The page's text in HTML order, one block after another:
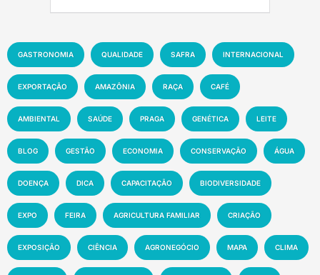
GASTRONOMIA QUALIDADE SAFRA INTERNACIONAL
EXPORTAÇÃO AMAZÔNIA RAÇA CAFÉ
AMBIENTAL SAÚDE PRAGA GENÉTICA LEITE
BLOG GESTÃO ECONOMIA CONSERVAÇÃO ÁGUA
DOENÇA DICA CAPACITAÇÃO BIODIVERSIDADE
EXPO FEIRA AGRICULTURA FAMILIAR CRIAÇÃO
EXPOSIÇÃO CIÊNCIA AGRONEGÓCIO MAPA CLIMA